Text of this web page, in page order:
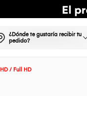
¿Dónde te gustaría recibir tu
pedido?
HD / Full HD